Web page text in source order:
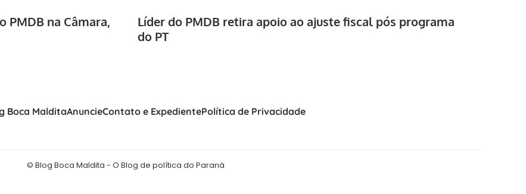
PMDB na Câmara,
Líder do PMDB retira apoio ao ajuste fiscal pós programa
do PT
Boca MalditaAnuncieContato e ExpedientePolítica de Privacidade
© Blog Boca Maldita - O Blog de política do Paraná